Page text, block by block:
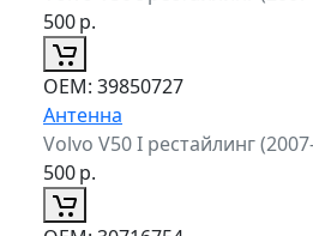
500р.
ОЕМ: 39850727
Антенна
Volvo V50 I рестайлинг
500р.